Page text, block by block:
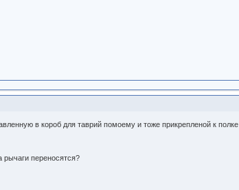
в короб для таврий помоему и тоже прикрепленой к
рычаги переносятся?